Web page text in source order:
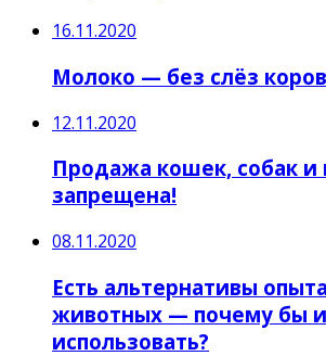
16.11.2020
Молоко — без слёз
12.11.2020
Продажа кошек, собак и
запрещена!
08.11.2020
Есть альтернативы
животных — почему бы
использовать?